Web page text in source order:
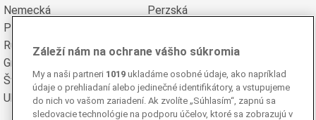
Nemecká
Perzská
Poľská
Rumunská
Ruská
Grécka
Švédska
Turecká
Ukrajinská
Vietnamská
Záleží nám na ochrane vášho súkromia
My a naši partneri 1019 ukladáme osobné údaje, ako napríklad
údaje o prehliadaní alebo jedinečné identifikátory, a vstupujeme
do nich vo vašom zariadení. Ak zvolíte „Súhlasím“, zapnú sa
sledovacie technológie na podporu účelov, ktoré sa zobrazujú v